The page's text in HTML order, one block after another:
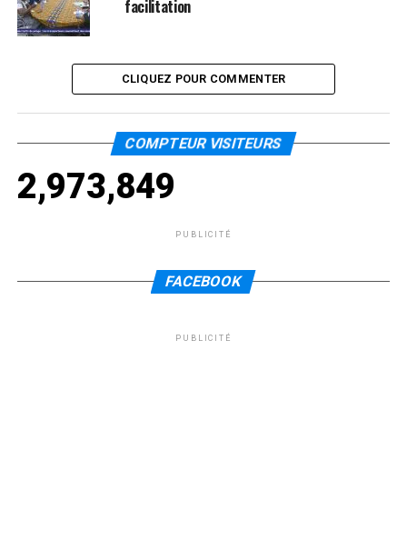
facilitation
CLIQUEZ POUR COMMENTER
COMPTEUR VISITEURS
2,973,849
PUBLICITÉ
FACEBOOK
PUBLICITÉ